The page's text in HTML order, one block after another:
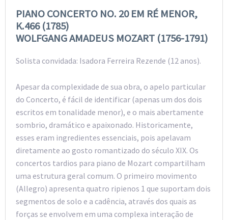
PIANO CONCERTO NO. 20 EM RÉ MENOR,
K.466 (1785)
WOLFGANG AMADEUS MOZART (1756-1791)
Solista convidada: Isadora Ferreira Rezende (12 anos).
Apesar da complexidade de sua obra, o apelo particular
do Concerto, é fácil de identificar (apenas um dos dois
escritos em tonalidade menor), e o mais abertamente
sombrio, dramático e apaixonado. Historicamente,
esses eram ingredientes essenciais, pois apelavam
diretamente ao gosto romantizado do século XIX. Os
concertos tardios para piano de Mozart compartilham
uma estrutura geral comum. O primeiro movimento
(Allegro) apresenta quatro ripienos 1 que suportam dois
segmentos de solo e a cadência, através dos quais as
forças se envolvem em uma complexa interação de